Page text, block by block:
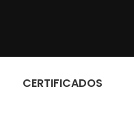
CERTIFICADOS